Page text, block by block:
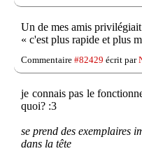
Un de mes amis
« c'est plus rapide et plus
Commentaire #82429 écrit par
je connais pas le
quoi? :3
se prend des exemplaires
dans la tête